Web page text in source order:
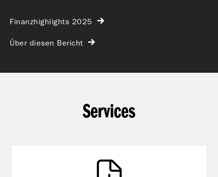
Finanzhighlights 2025
Über diesen Bericht
Services